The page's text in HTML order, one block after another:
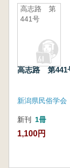
高志路 第
441号
高志路 第
新潟県民俗学会
新刊 1冊
1,100円